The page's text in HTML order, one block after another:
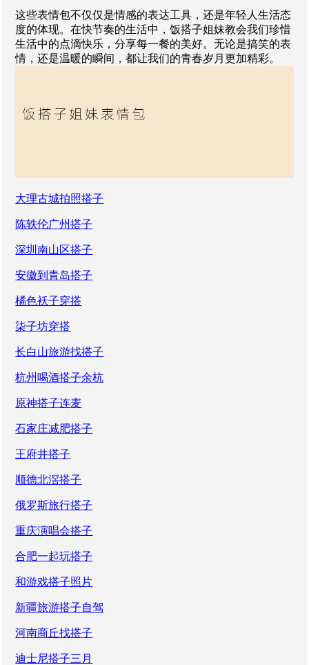
这些表情包不仅仅是情感的表达工具，还是年轻人生活态
度的体现。在快节奏的生活中，饭搭子姐妹教会我们珍惜
生活中的点滴快乐，分享每一餐的美好。无论是搞笑的表
情，还是温暖的瞬间，都让我们的青春岁月更加精彩。
大理古城拍照搭子
陈轶伦广州搭子
深圳南山区搭子
安徽到青岛搭子
橘色袄子穿搭
柒子坊穿搭
长白山旅游找搭子
杭州喝酒搭子余杭
原神搭子连麦
石家庄减肥搭子
王府井搭子
顺德北滘搭子
俄罗斯旅行搭子
重庆演唱会搭子
合肥一起玩搭子
和游戏搭子照片
新疆旅游搭子自驾
河南商丘找搭子
迪士尼搭子三月